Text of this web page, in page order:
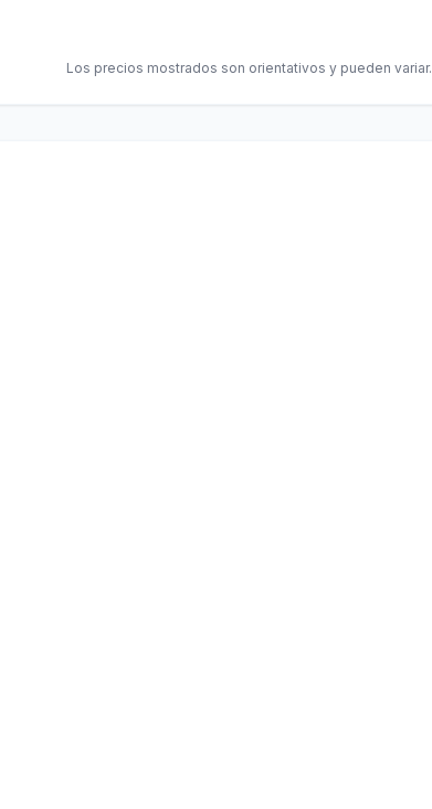
Los precios mostrados son orientativos y pueden variar.